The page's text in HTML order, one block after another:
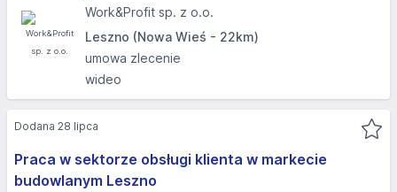
Work&Profit sp. z o.o.
Leszno (Nowa Wieś - 22km)
umowa zlecenie
wideo
Praca w sektorze obsługi klienta w markecie
budowlanym Leszno
Dodana 28 lipca